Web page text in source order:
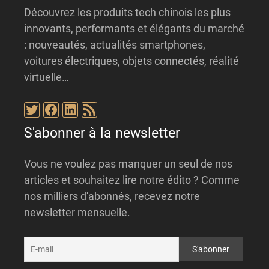
Découvrez les produits tech chinois les plus
innovants, performants et élégants du marché
: nouveautés, actualités smartphones,
voitures électriques, objets connectés, réalité
virtuelle…
Twitter
Facebook
LinkedIn
Flux RSS
S'abonner à la newsletter
Vous ne voulez pas manquer un seul de nos
articles et souhaitez lire notre édito ? Comme
nos milliers d'abonnés, recevez notre
newsletter mensuelle.